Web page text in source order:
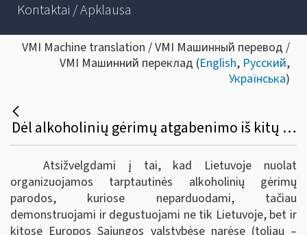
Kontaktai / Apklausa
VMI Machine translation / VMI Машинный перевод /
VMI Машинний переклад (English, Русский,
Українська)
Dėl alkoholinių gėrimų atgabenimo iš kitų Europos sąjungos valstybių narių į tarptautines parodas Lietuvoje bei akcizų sumokėjimo
Atsižvelgdami į tai, kad Lietuvoje nuolat
organizuojamos tarptautinės alkoholinių gėrimų
parodos, kuriose neparduodami, tačiau
demonstruojami ir degustuojami ne tik Lietuvoje, bet ir
kitose Europos Sąjungos valstybėse narėse (toliau –